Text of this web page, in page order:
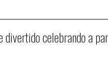
divertido celebrando a